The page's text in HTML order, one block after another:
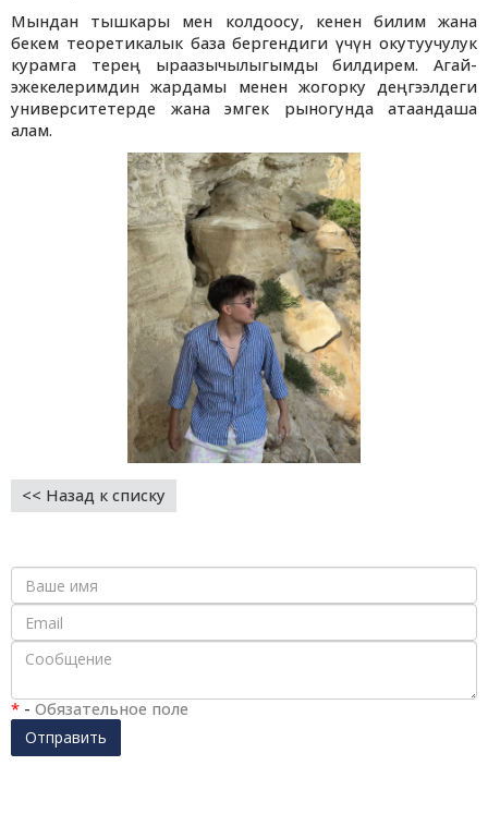
Мындан тышкары мен колдоосу, кенен билим жана
бекем теоретикалык база бергендиги үчүн окутуучулук
курамга терең ыраазычылыгымды билдирем. Агай-
эжекелеримдин жардамы менен жогорку деңгээлдеги
университетерде жана эмгек рыногунда атаандаша
алам.
<< Назад к списку
* - Обязательное поле
Отправить